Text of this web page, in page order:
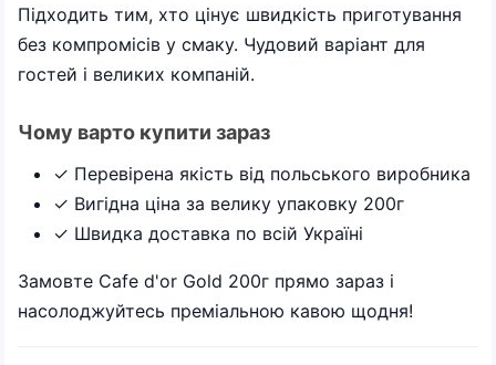
Підходить тим, хто цінує швидкість приготування
без компромісів у смаку. Чудовий варіант для
гостей і великих компаній.
Чому варто купити зараз
✓ Перевірена якість від польського виробника
✓ Вигідна ціна за велику упаковку 200г
✓ Швидка доставка по всій Україні
Замовте Cafe d'or Gold 200г прямо зараз і
насолоджуйтесь преміальною кавою щодня!